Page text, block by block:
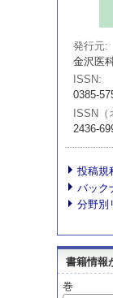
発行元
金沢医
ISSN
0385-
ISSN（
2436-
投稿規
バック
分野別
書籍情報
巻